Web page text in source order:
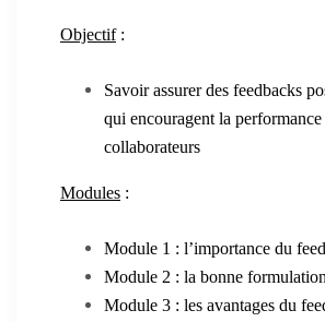
Objectif:
Savoir assurer des feedbacks
qui encouragent la
collaborateurs
Modules :
Module 1 : l’importance du
Module 2 : la bonne
Module 3 : les avantages du